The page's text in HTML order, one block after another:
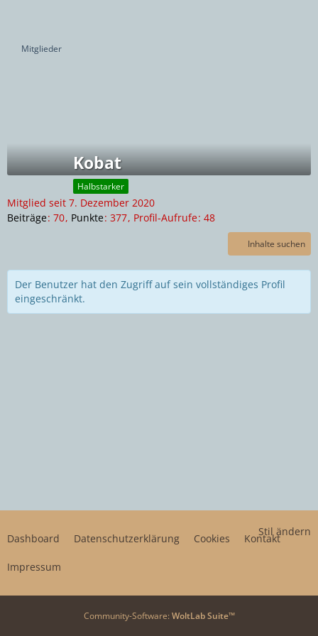
Mitglieder
Kobat
Halbstarker
Mitglied seit 7. Dezember 2020
Beiträge 70 Punkte 377 Profil-Aufrufe 48
Inhalte suchen
Der Benutzer hat den Zugriff auf sein vollständiges Profil
eingeschränkt.
Stil ändern
Dashboard Datenschutzerklärung Cookies Kontakt
Impressum
Community-Software: WoltLab Suite™